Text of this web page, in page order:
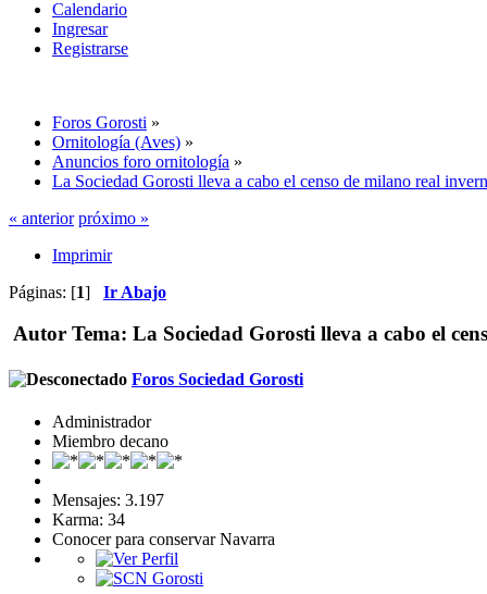
Calendario
Ingresar
Registrarse
Foros Gorosti »
Ornitología (Aves) »
Anuncios foro ornitología »
La Sociedad Gorosti lleva a cabo el censo de milano real
« anterior próximo »
Imprimir
Páginas: [1] Ir Abajo
Autor Tema: La Sociedad Gorosti lleva a cabo el
Foros Sociedad Gorosti
Administrador
Miembro decano
Mensajes: 3.197
Karma: 34
Conocer para conservar Navarra